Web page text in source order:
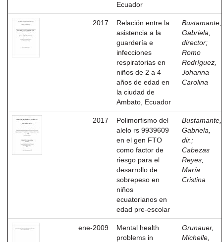
Ecuador
2017
Relación entre la
asistencia a la
guardería e
infecciones
respiratorias en
niños de 2 a 4
años de edad en
la ciudad de
Ambato, Ecuador
Bustamante,
Gabriela,
director;
Romo
Rodríguez,
Johanna
Carolina
2017
Polimorfismo del
alelo rs 9939609
en el gen FTO
como factor de
riesgo para el
desarrollo de
sobrepeso en
niños
ecuatorianos en
edad pre-escolar
Bustamante,
Gabriela,
dir. ;
Cabezas
Reyes,
María
Cristina
ene-2009
Mental health
problems in
Grunauer,
Michelle,